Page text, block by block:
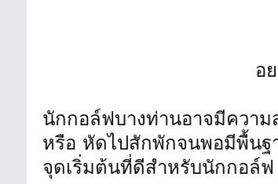
อ
นักกอล์ฟบางท่านอาจมีควา
หรือ หัดไปสักพักจนพอมีพื้นฐ
จุดเริ่มต้นที่ดีสำหรับนักกอล์